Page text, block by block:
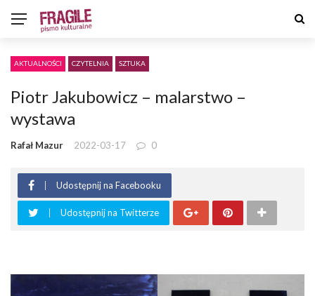
AKTUALNOŚCI CZYTELNIA SZTUKA
Piotr Jakubowicz – malarstwo –
wystawa
Rafał Mazur 2022-03-17 0
Udostępnij na Facebooku
Udostępnij na Twitterze